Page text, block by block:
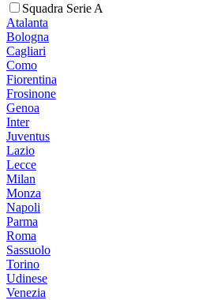
Squadra Serie A
Atalanta
Bologna
Cagliari
Como
Fiorentina
Frosinone
Genoa
Inter
Juventus
Lazio
Lecce
Milan
Monza
Napoli
Parma
Roma
Sassuolo
Torino
Udinese
Venezia